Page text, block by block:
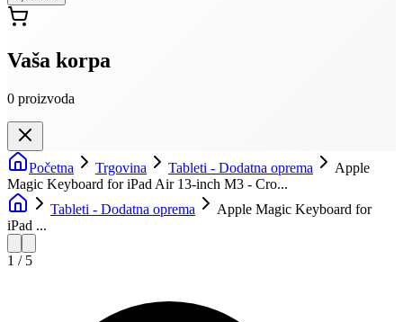
Vaša korpa
0 proizvoda
Početna Trgovina Tableti - Dodatna oprema
Apple
Magic Keyboard for iPad Air 13-inch M3 - Cro...
Tableti - Dodatna oprema
Apple Magic Keyboard for
iPad ...
1 / 5